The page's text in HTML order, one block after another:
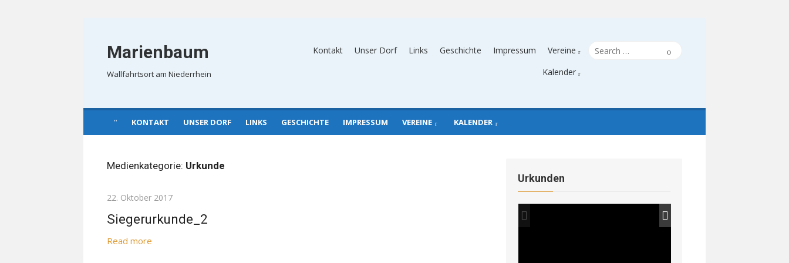
Marienbaum
Wallfahrtsort am Niederrhein
Search
Search
Kontakt Unser Dorf Links Geschichte Impressum
Vereine
Kalender
KONTAKT UNSER DORF LINKS GESCHICHTE IMPRESSUM VEREINE KALENDER
Medienkategorie: Urkunde
Posted
22. Oktober 2017
Siegerurkunde_2
Read more
Urkunden